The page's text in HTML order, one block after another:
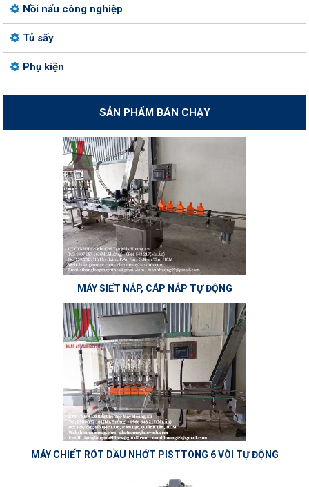
Nồi nấu công nghiệp
Tủ sấy
Phụ kiện
SẢN PHẨM BÁN CHẠY
MÁY SIẾT NẮP, CÁP NẮP TỰ ĐỘNG
MÁY CHIẾT RÓT DẦU NHỚT PISTTONG 6 VÒI TỰ ĐỘNG